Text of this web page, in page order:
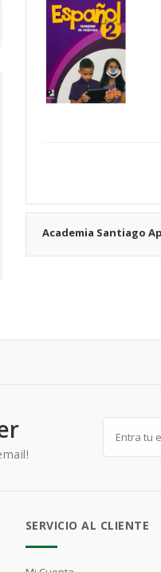
Academia Santiago
SERVICIO AL CLIENTE